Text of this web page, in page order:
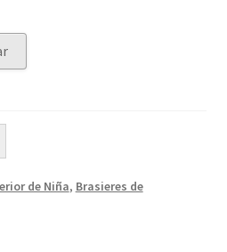
de Niña, Brasieres de